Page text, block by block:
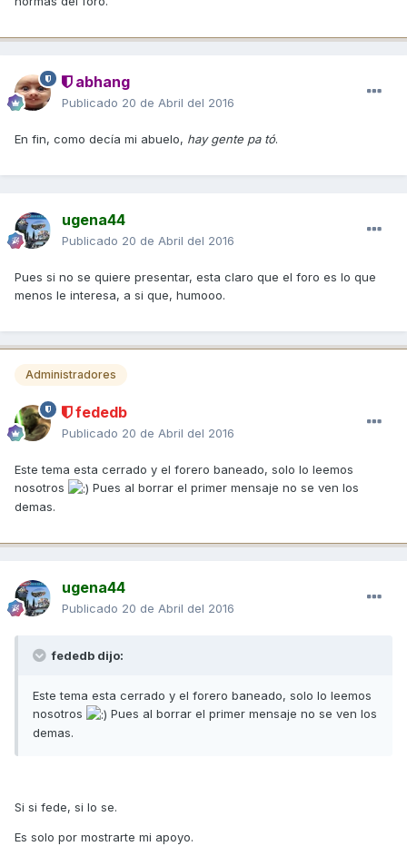
abhang
Publicado 20 de Abril del 2016
En fin, como decía mi abuelo, hay gente pa tó.
ugena44
Publicado 20 de Abril del 2016
Pues si no se quiere presentar, esta claro que el foro es lo que
menos le interesa, a si que, humooo.
Administradores
fededb
Publicado 20 de Abril del 2016
Este tema esta cerrado y el forero baneado, solo lo leemos
nosotros
Pues al borrar el primer mensaje no se ven los
demas.
ugena44
Publicado 20 de Abril del 2016
fededb dijo:
Este tema esta cerrado y el forero baneado, solo lo leemos
nosotros
Pues al borrar el primer mensaje no se ven los
demas.
Si si fede, si lo se.
Es solo por mostrarte mi apoyo.